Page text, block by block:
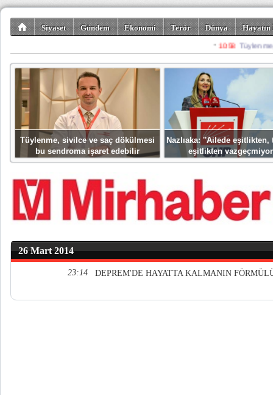
Siyaset Gündem Ekonomi Terör Dünya
Spor Misafir
Tüylenme, sivilce ve saç dökülmesi
bu sendroma işaret edebilir
Nazlıaka: ''Ailede eşitlikten,
eşitlikten
26 Mart 2014
23:14 DEPREM'DE HAYATTA KALMANIN